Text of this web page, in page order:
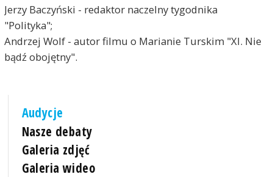
Jerzy Baczyński - redaktor naczelny tygodnika
"Polityka";
Andrzej Wolf - autor filmu o Marianie Turskim "XI. Nie
bądź obojętny".
Audycje
Nasze debaty
Galeria zdjęć
Galeria wideo